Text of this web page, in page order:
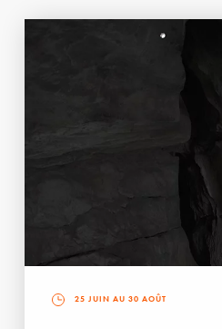
25 JUIN AU 30 AOÛT